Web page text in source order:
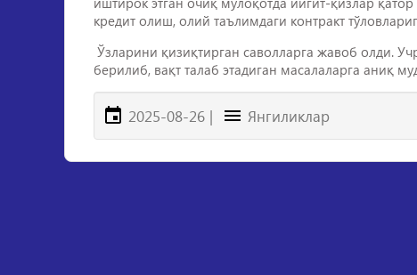
кредит олиш, олий таълимдаги контракт
Ўзларини қизиқтирган саволларга жавоб олди.
берилиб, вақт талаб этадиган масалаларга аниқ
2025-08-26 | Янгиликлар